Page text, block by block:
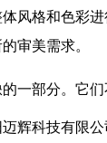
风格和色彩
审美需求。
部分。它
科技有限